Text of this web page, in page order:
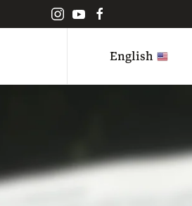
English